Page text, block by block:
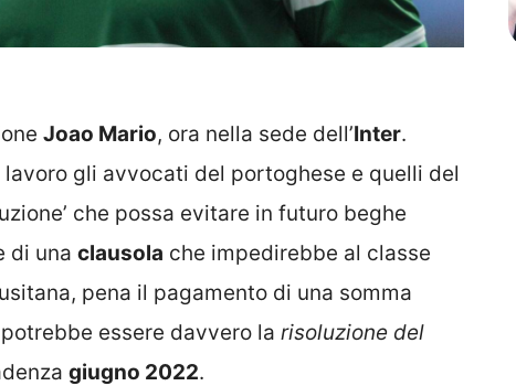
Joao Mario, ora nella sede dell’Inter.
lavoro gli avvocati del portoghese e quelli del
che possa evitare in futuro beghe
di una clausola che impedirebbe al classe
pena il pagamento di una somma
essere davvero la risoluzione del
giugno 2022.